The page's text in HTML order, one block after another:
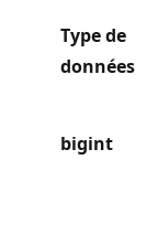
Type de
données
bigint